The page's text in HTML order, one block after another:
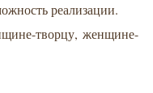
реализации.
творцу, женщине-